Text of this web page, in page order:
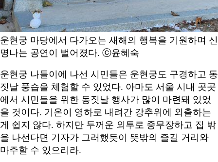
운현궁 마당에서 다가오는 새해의 행복을 기원하며 신
명나는 공연이 벌어졌다. ⓒ윤혜숙
운현궁 나들이에 나선 시민들은 운현궁도 구경하고 동
짓날 풍습을 체험할 수 있었다. 아마도 서울 시내 곳곳
에서 시민들을 위한 동짓날 행사가 많이 마련돼 있었
을 것이다. 기온이 영하로 내려간 강추위에 외출하는
게 쉽지 않다. 하지만 두꺼운 외투로 중무장하고 집 밖
을 나선다면 기자가 그러했듯이 뜻밖의 즐길 거리와
마주할 수 있으리라.